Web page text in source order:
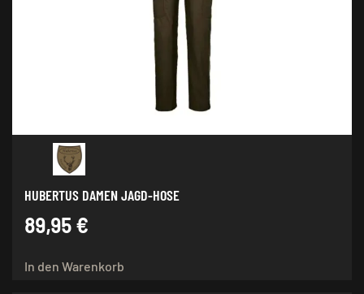
Optionen
können
auf
der
Produktseite
gewählt
HUBERTUS DAMEN JAGD-HOSE
89,95 €
In den Warenkorb